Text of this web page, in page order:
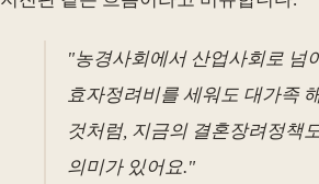
"농경사회에서 산업사회로 넘
효자정려비를 세워도 대가족
것처럼, 지금의 결혼장려정책
의미가 있어요."